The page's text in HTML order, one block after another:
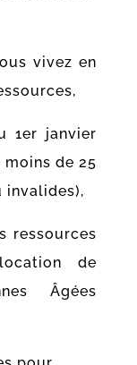
vivez en
1er janvier
moins de 25
invalides),
ressources
de
Âgées